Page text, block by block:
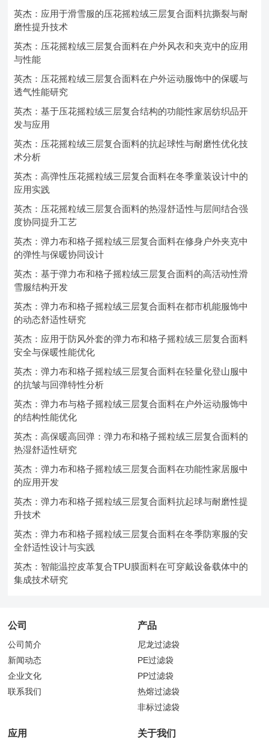
英杰：应用于滑雪服的压花摇粒绒三层复合面料抗撕裂与耐
磨性提升技术
英杰：压花摇粒绒三层复合面料在户外风衣和夹克中的应用
与性能
英杰：压花摇粒绒三层复合面料在户外运动服饰中的保暖与
透气性能研究
英杰：基于压花摇粒绒三层复合结构的功能性家居纺织品开
发与应用
英杰：压花摇粒绒三层复合面料的抗起球性与耐磨性优化技
术分析
英杰：高弹性压花摇粒绒三层复合面料在冬季童装设计中的
应用实践
英杰：压花摇粒绒三层复合面料的热湿舒适性与层间结合强
度协同提升工艺
英杰：弹力布和格子摇粒绒三层复合面料在修身户外夹克中
的弹性与保暖协同设计
英杰：基于弹力布和格子摇粒绒三层复合面料的高活动性滑
雪服结构开发
英杰：弹力布和格子摇粒绒三层复合面料在都市机能服饰中
的动态舒适性研究
英杰：应用于防风外套的弹力布和格子摇粒绒三层复合面料
安全与保暖性能优化
英杰：弹力布和格子摇粒绒三层复合面料在轻量化登山服中
的抗皱与回弹特性分析
英杰：弹力布与格子摇粒绒三层复合面料在户外运动服饰中
的结构性能优化
英杰：高保暖高回弹：弹力布和格子摇粒绒三层复合面料的
热湿舒适性研究
英杰：弹力布和格子摇粒绒三层复合面料在功能性家居服中
的应用开发
英杰：弹力布和格子摇粒绒三层复合面料抗起球与耐磨性提
升技术
英杰：弹力布和格子摇粒绒三层复合面料在冬季防寒服的安
全舒适性设计与实践
英杰：智能温控皮革复合TPU膜面料在可穿戴设备载体中的
集成技术研究
公司
公司简介
新闻动态
企业文化
联系我们
产品
尼龙过滤袋
PE过滤袋
PP过滤袋
热熔过滤袋
非标过滤袋
应用 关于我们